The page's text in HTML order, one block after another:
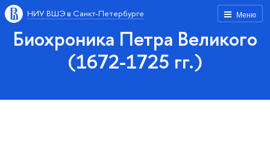
Меню
НИУ ВШЭ в Санкт-Петербурге
Биохроника Петра Великого
(1672-1725 гг.)